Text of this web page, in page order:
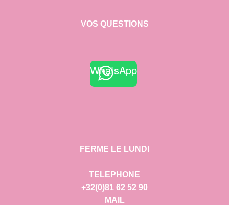
VOS QUESTIONS
WhatsApp
FERME LE LUNDI
TELEPHONE
+32(0)81 62 52 90
MAIL